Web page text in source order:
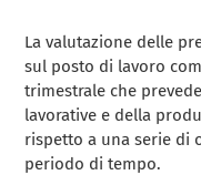
La valutazione delle
sul posto di lavoro
trimestrale che
lavorative e della
rispetto a una serie di
periodo di tempo.